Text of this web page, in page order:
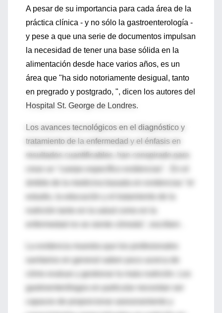
A pesar de su importancia para cada área de la
práctica clínica - y no sólo la gastroenterología -
y pese a que una serie de documentos impulsan
la necesidad de tener una base sólida en la
alimentación desde hace varios años, es un
área que "ha sido notoriamente desigual, tanto
en pregrado y postgrado, ", dicen los autores del
Hospital St. George de Londres.
Los avances tecnológicos en el diagnóstico y
tratamiento de la enfermedad y el énfasis en
resultados cuantificables, han conspirado para
sanitarios en general saben poco acerca de
cómo evaluar y gestionar la mala nutrición. Los
gastroenterólogos en particular necesitan ser
capaces de proporcionar asesoramiento y